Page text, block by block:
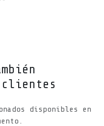
clientes
disponibles en